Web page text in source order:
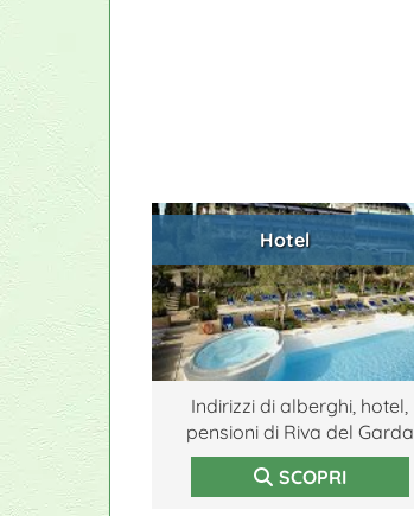
Hotel
Indirizzi di alberghi, hotel,
pensioni di Riva del Garda
SCOPRI